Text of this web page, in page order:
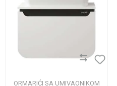
ORMARIĆI SA UMIVAONIKOM